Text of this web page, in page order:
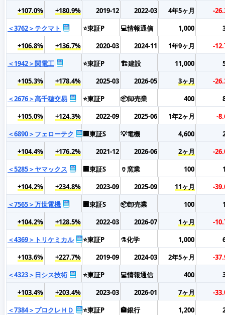
+107.0%
+180.9% 2019-12 2022-03 4年5ヶ月
-
＜3762＞テクマト
⭐東証P 💻情報通信 1,000
+106.8%
+136.7% 2020-03 2024-11 1年9ヶ月
-
＜1942＞関電工
⭐東証P 🏗️建設 11,000
+105.3%
+178.4% 2025-03 2026-05 3ヶ月
-
＜2676＞高千穂交易
⭐東証P 📦卸売業 400
+105.0%
+124.3% 2022-09 2025-06 1年2ヶ月
-
＜6890＞フェローテク
🏢東証S 💡電機 4,600
+104.4%
+176.2% 2021-12 2026-06 2ヶ月
-
＜5285＞ヤマックス
🏢東証S 🏺窯業 100
+104.2%
+234.8% 2023-09 2025-09 11ヶ月
-
＜7565＞万世電機
🏢東証S 📦卸売業 100
+104.2%
+128.5% 2022-03 2026-07 1ヶ月
-
＜4369＞トリケミカル
⭐東証P ⚗️化学 1,000
+103.6%
+227.7% 2019-09 2024-03 2年5ヶ月
-
＜4323＞日シス技術
⭐東証P 💻情報通信 400
+103.4%
+203.4% 2023-03 2026-01 7ヶ月
-
＜7384＞プロクレＨＤ
⭐東証P 🏦銀行 1,200